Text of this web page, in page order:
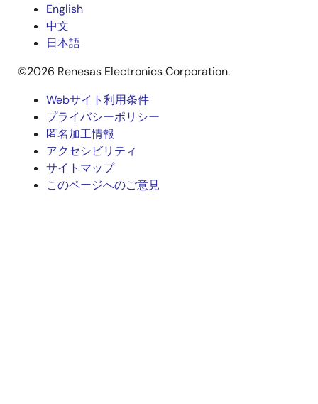
English
中文
日本語
©2026 Renesas Electronics Corporation.
Legal
footer
Webサイト利用条件
プライバシーポリシー
匿名加工情報
アクセシビリティ
サイトマップ
このページへのご意見